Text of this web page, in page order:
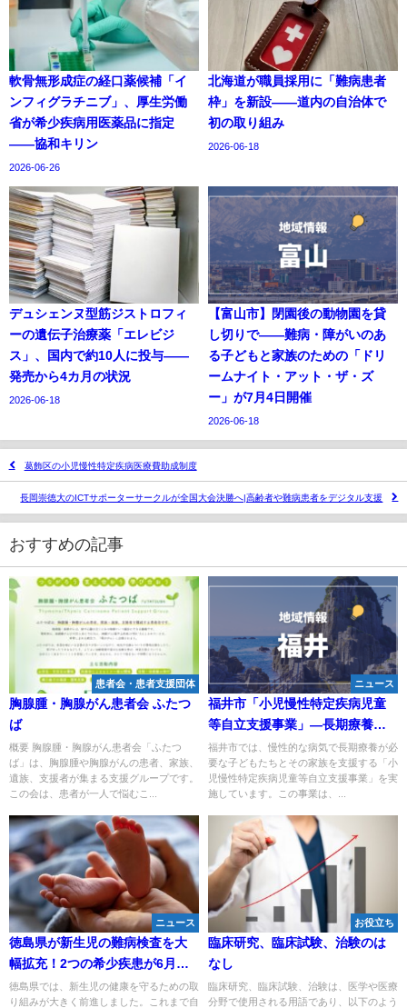
軟骨無形成症の経口薬候補「イ
ンフィグラチニブ」、厚生労働
省が希少疾病用医薬品に指定
——協和キリン
2026-06-26
北海道が職員採用に「難病患者
枠」を新設——道内の自治体で
初の取り組み
2026-06-18
デュシェンヌ型筋ジストロフィ
ーの遺伝子治療薬「エレビジ
ス」、国内で約10人に投与——
発売から4カ月の状況
2026-06-18
【富山市】閉園後の動物園を貸
し切りで——難病・障がいのあ
る子どもと家族のための「ドリ
ームナイト・アット・ザ・ズ
ー」が7月4日開催
2026-06-18
葛飾区の小児慢性特定疾病医療費助成制度
長岡崇徳大のICTサポーターサークルが全国大会決勝へ|高齢者や難病患者をデジタル支援
おすすめの記事
患者会・患者支援団体
胸腺腫・胸腺がん患者会 ふたつ
ば
概要 胸腺腫・胸腺がん患者会「ふたつ
ば」は、胸腺腫や胸腺がんの患者、家族、
遺族、支援者が集まる支援グループです。
この会は、患者が一人で悩むこ...
ニュース
福井市「小児慢性特定疾病児童
等自立支援事業」―長期療養が
必要な子どもと家族を支えるサ
ポート体制
福井市では、慢性的な病気で長期療養が必
要な子どもたちとその家族を支援する「小
児慢性特定疾病児童等自立支援事業」を実
施しています。この事業は、...
ニュース
徳島県が新生児の難病検査を大
幅拡充！2つの希少疾患が6月か
ら無料検査対象に
徳島県では、新生児の健康を守るための取
り組みが大きく前進しました。これまで自
お役立ち
臨床研究、臨床試験、治験のは
なし
臨床研究、臨床試験、治験は、医学や医療
分野で使用される用語であり、以下のよう